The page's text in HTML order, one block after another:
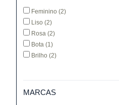
Feminino (2)
Liso (2)
Rosa (2)
Bota (1)
Brilho (2)
MARCAS